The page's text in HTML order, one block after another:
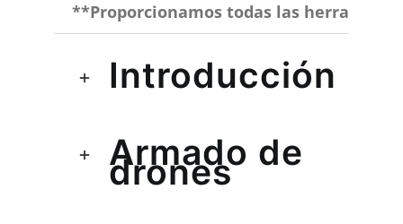
**Proporcionamos todas las
Introducción
Armado de
drones